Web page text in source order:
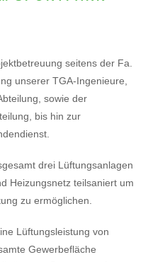
seitens der Fa.
unserer TGA-Ingenieure,
sowie der
bis hin zur
drei Lüftungsanlagen
Heizungsnetz teilsaniert um
zu ermöglichen.
Lüftungsleistung von
Gewerbefläche